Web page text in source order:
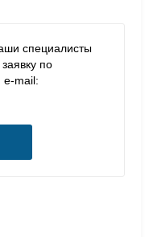
специалисты
по
e-mail: